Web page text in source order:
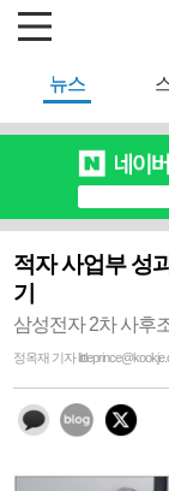
뉴스
적자 사업부 성
기
삼성전자 2차 사후
정옥재 기자